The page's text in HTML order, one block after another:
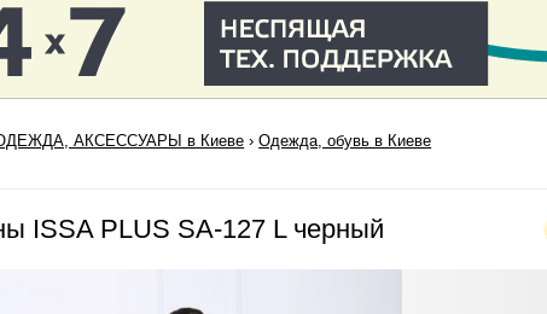
АКСЕССУАРЫ в Киеве ›Одежда, обувь в Киеве
ISSA PLUS SA-127 L черный